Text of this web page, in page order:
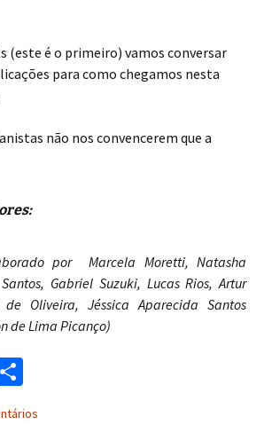
(este é o primeiro) vamos conversar
para como chegamos nesta
não nos convencerem que a
por Marcela Moretti, Natasha
Gabriel Suzuki, Lucas Rios, Artur
Oliveira, Jéssica Aparecida Santos
de Lima Picanço)
m h
ar